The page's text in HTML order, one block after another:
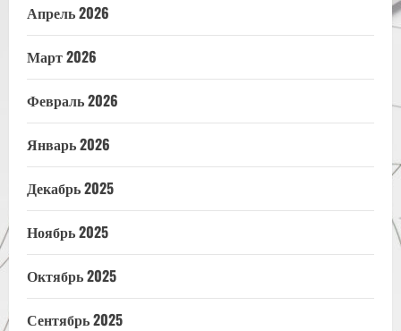
Апрель 2026
Март 2026
Февраль 2026
Январь 2026
Декабрь 2025
Ноябрь 2025
Октябрь 2025
Сентябрь 2025